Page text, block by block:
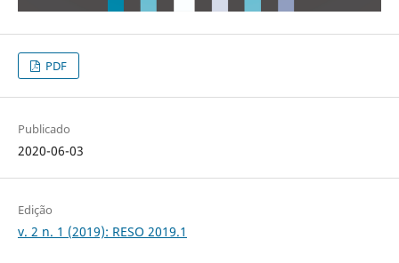
PDF
Publicado
2020-06-03
Edição
v. 2 n. 1 (2019): RESO 2019.1